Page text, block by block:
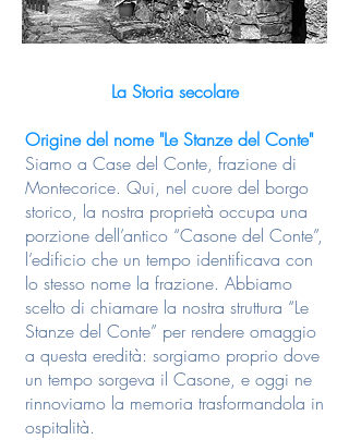
La Storia secolare
Origine del nome "Le Stanze del Conte"
Siamo a Case del Conte, frazione di
Montecorice. Qui, nel cuore del borgo
storico, la nostra proprietà occupa una
porzione dell’antico “Casone del Conte”,
l’edificio che un tempo identificava con
lo stesso nome la frazione. Abbiamo
scelto di chiamare la nostra struttura “Le
Stanze del Conte” per rendere omaggio
a questa eredità: sorgiamo proprio dove
un tempo sorgeva il Casone, e oggi ne
rinnoviamo la memoria trasformandola in
ospitalità.